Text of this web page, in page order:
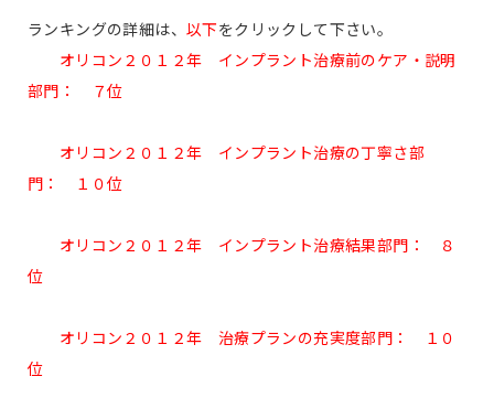
ランキングの詳細は、 以下をクリックして下さい。
オリコン２０１２年 インプラント治療前のケア・説明
部門： ７位
オリコン２０１２年 インプラント治療の丁寧さ部
門： １０位
オリコン２０１２年 インプラント治療結果部門： ８
位
オリコン２０１２年 治療プランの充実度部門： １０
位